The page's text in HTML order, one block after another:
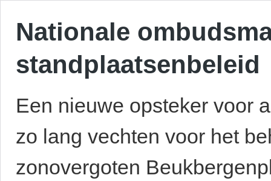
Nationale
standplaatsenbeleid
Een nieuwe opsteker voor
zo lang vechten voor het
zonovergoten